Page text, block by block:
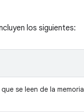
los siguientes:
se leen de la memoria